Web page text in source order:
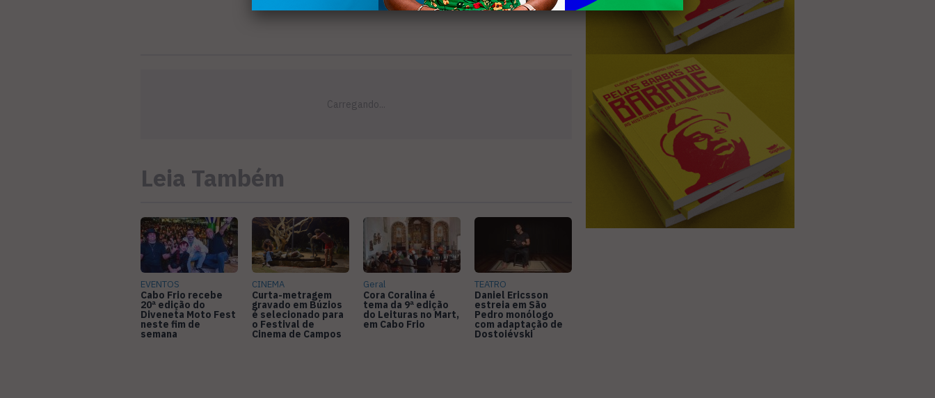
Leia Também
EVENTOS
Cabo Frio recebe
20ª edição do
Diveneta Moto Fest
neste fim de
semana
CINEMA
Curta-metragem
gravado em Búzios
é selecionado para
o Festival de
Cinema de Campos
Geral
Cora Coralina é
tema da 9ª edição
do Leituras no Mart,
em Cabo Frio
TEATRO
Daniel Ericsson
estreia em São
Pedro monólogo
com adaptação de
Dostoiévski